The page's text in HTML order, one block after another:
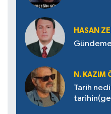
HASAN
N. KAZIM
Tarih